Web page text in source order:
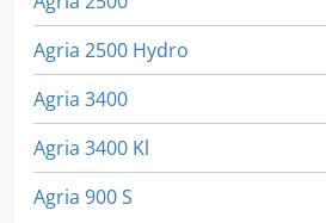
Agria 2500 Hydro
Agria 3400
Agria 3400 Kl
Agria 900 S